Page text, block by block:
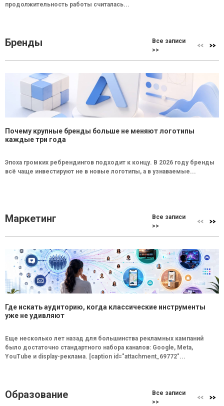
продолжительность работы считалась...
Бренды
Все записи
>>
Почему крупные бренды больше не меняют логотипы
каждые три года
Эпоха громких ребрендингов подходит к концу. В 2026 году бренды
всё чаще инвестируют не в новые логотипы, а в узнаваемые...
Маркетинг
Все записи
>>
Где искать аудиторию, когда классические инструменты
уже не удивляют
Еще несколько лет назад для большинства рекламных кампаний
было достаточно стандартного набора каналов: Google, Meta,
YouTube и display-реклама. [caption id="attachment_69772"...
Образование
Все записи
>>